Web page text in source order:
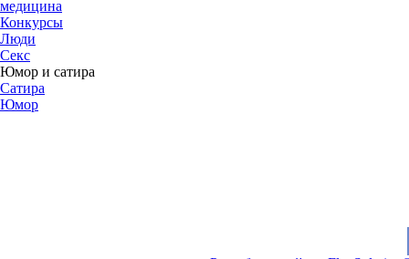
медицина
Конкурсы
Люди
Секс
Юмор и сатира
Сатира
Юмор